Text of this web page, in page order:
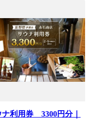
ナ利用券 3300円分｜